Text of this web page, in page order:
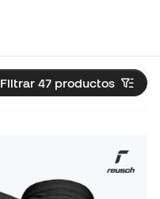
Filtrar 47 productos